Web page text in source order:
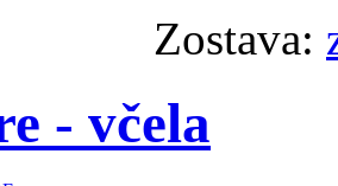
Zostava:
- včela